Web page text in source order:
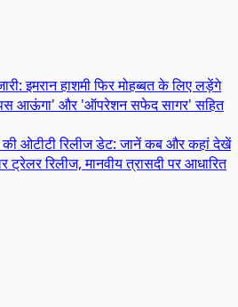
इमरान हाशमी फिर मोहब्बत के लिए लड़ेंगे
आऊंगा' और 'ऑपरेशन सफेद सागर' सहित
ओटीटी रिलीज डेट: जानें कब और कहां देखें
ट्रेलर रिलीज, मानवीय त्रासदी पर आधारित